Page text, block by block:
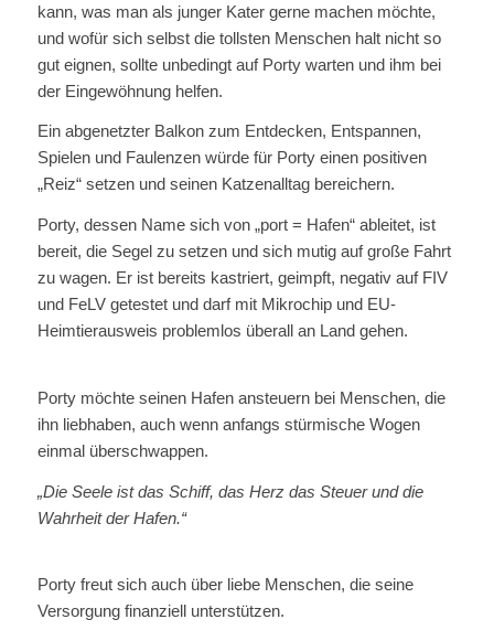
kann, was man als junger Kater gerne machen möchte,
und wofür sich selbst die tollsten Menschen halt nicht so
gut eignen, sollte unbedingt auf Porty warten und ihm bei
der Eingewöhnung helfen.
Ein abgenetzter Balkon zum Entdecken, Entspannen,
Spielen und Faulenzen würde für Porty einen positiven
„Reiz“ setzen und seinen Katzenalltag bereichern.
Porty, dessen Name sich von „port = Hafen“ ableitet, ist
bereit, die Segel zu setzen und sich mutig auf große Fahrt
zu wagen. Er ist bereits kastriert, geimpft, negativ auf FIV
und FeLV getestet und darf mit Mikrochip und EU-
Heimtierausweis problemlos überall an Land gehen.
Porty möchte seinen Hafen ansteuern bei Menschen, die
ihn liebhaben, auch wenn anfangs stürmische Wogen
einmal überschwappen.
„Die Seele ist das Schiff, das Herz das Steuer und die
Wahrheit der Hafen.“
Porty freut sich auch über liebe Menschen, die seine
Versorgung finanziell unterstützen.